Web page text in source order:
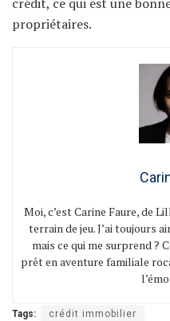
propriétaires.
Moi, c’est Carine Faure, de
terrain de jeu. J’ai toujours
mais ce qui me surprend ?
prêt en aventure familiale
Tags: crédit immobilier